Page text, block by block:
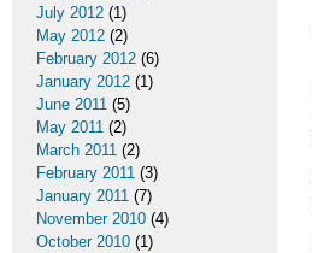
July 2012 (1)
May 2012 (2)
February 2012 (6)
January 2012 (1)
June 2011 (5)
May 2011 (2)
March 2011 (2)
February 2011 (3)
January 2011 (7)
November 2010 (4)
October 2010 (1)